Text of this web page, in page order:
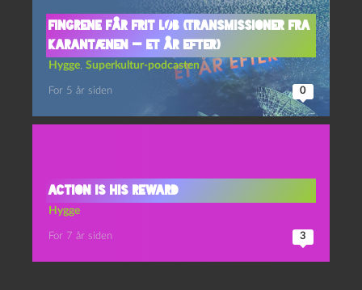
Fingrene får frit løb (Transmissioner fra
karantænen — et år efter)
Hygge Superkultur-podcasten
For 5 år siden 0
Action is his reward
Hygge
For 7 år siden 3